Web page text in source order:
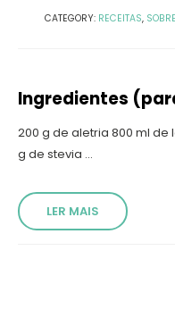
CATEGORY: RECEITAS,
Ingredientes
200 g de aletria 800 ml
g de stevia ...
LER MAIS